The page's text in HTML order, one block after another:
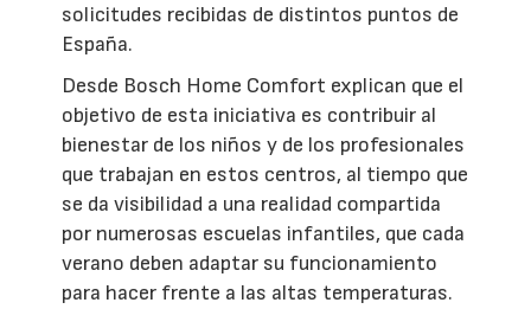
solicitudes recibidas de distintos puntos de
España.
Desde Bosch Home Comfort explican que el
objetivo de esta iniciativa es contribuir al
bienestar de los niños y de los profesionales
que trabajan en estos centros, al tiempo que
se da visibilidad a una realidad compartida
por numerosas escuelas infantiles, que cada
verano deben adaptar su funcionamiento
para hacer frente a las altas temperaturas.